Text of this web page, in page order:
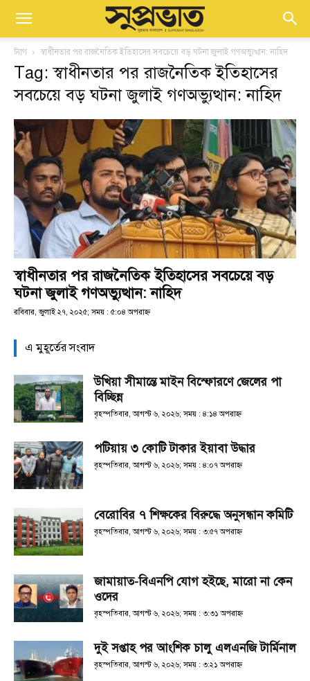
ট্যাগ স্বাধীনতার পর রাজনৈতিক ইতিহাসের সবচেয়ে বড় ঘটনা জুলাই গণঅভ্যুত্থান: নাহিদ
Tag: স্বাধীনতার পর রাজনৈতিক ইতিহাসের
সবচেয়ে বড় ঘটনা জুলাই গণঅভ্যুত্থান: নাহিদ
স্বাধীনতার পর রাজনৈতিক ইতিহাসের সবচেয়ে বড়
ঘটনা জুলাই গণঅভ্যুত্থান: নাহিদ
রবিবার, জুলাই ২৭, ২০২৫; সময় : ৫:০৪ অপরাহ্ণ
এ মুহূর্তের সংবাদ
উখিয়া সীমান্তে মাইন বিস্ফোরণে জেলের পা
বিচ্ছিন্ন
বৃহস্পতিবার, আগস্ট ৬, ২০২৬; সময় : ৪:১৪ অপরাহ্ণ
পটিয়ায় ৩ কোটি টাকার ইয়াবা উদ্ধার
বৃহস্পতিবার, আগস্ট ৬, ২০২৬; সময় : ৪:০৭ অপরাহ্ণ
বেরোবির ৭ শিক্ষকের বিরুদ্ধে অনুসন্ধান কমিটি
বৃহস্পতিবার, আগস্ট ৬, ২০২৬; সময় : ৩:৫৭ অপরাহ্ণ
জামায়াত-বিএনপি যোগ হইছে, মারো না কেন
ওদের
বৃহস্পতিবার, আগস্ট ৬, ২০২৬; সময় : ৩:৩১ অপরাহ্ণ
দুই সপ্তাহ পর আংশিক চালু এলএনজি টার্মিনাল
বৃহস্পতিবার, আগস্ট ৬, ২০২৬; সময় : ৩:২১ অপরাহ্ণ